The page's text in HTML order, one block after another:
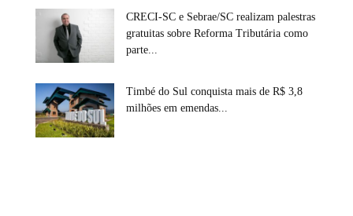
CRECI-SC e Sebrae/SC realizam palestras
gratuitas sobre Reforma Tributária como
parte...
Timbé do Sul conquista mais de R$ 3,8
milhões em emendas...